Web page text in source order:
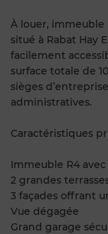
À louer, immeuble
situé à Rabat Hay
facilement
surface totale de
sièges
administratives.
Caractéristiques
Immeuble R4 avec
2 grandes
3 façades offrant
Vue dégagée
Grand garage